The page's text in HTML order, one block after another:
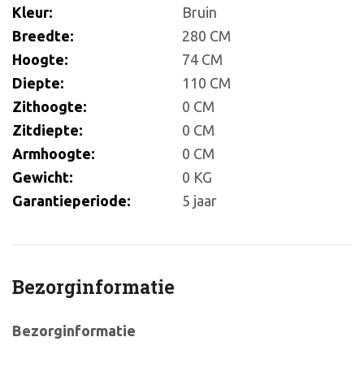
Kleur:
Bruin
Breedte:
280 CM
Hoogte:
74 CM
Diepte:
110 CM
Zithoogte:
0 CM
Zitdiepte:
0 CM
Armhoogte:
0 CM
Gewicht:
0 KG
Garantieperiode:
5 jaar
Bezorginformatie
Bezorginformatie